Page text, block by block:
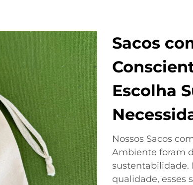
Sacos
Escolha
Nossos Sacos
Ambiente foram
sustentabilidade.
qualidade, esses